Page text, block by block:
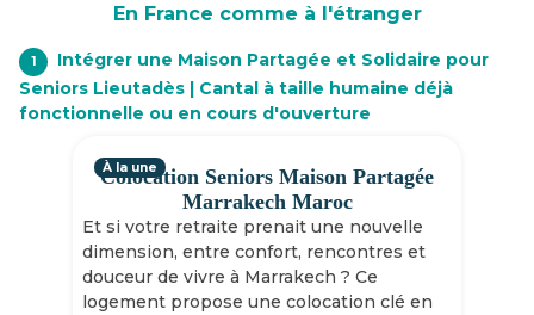
En France comme à l'étranger
1
Intégrer une Maison Partagée et Solidaire pour
Seniors Lieutadès | Cantal à taille humaine déjà
fonctionnelle ou en cours d'ouverture
Colocation Seniors Maison Partagée
Marrakech Maroc
Et si votre retraite prenait une nouvelle
dimension, entre confort, rencontres et
douceur de vivre à Marrakech ? Ce
logement propose une colocation clé en
À la une